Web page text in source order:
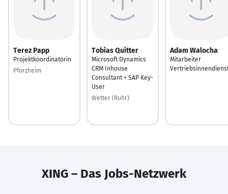
Terez Papp
Projektkoordinatorin
Pforzheim
Tobias Quitter
Microsoft Dynamics
CRM Inhouse
Consultant + SAP Key-
User
Wetter (Ruhr)
Adam Walocha
Mitarbeiter
XING – Das Jobs-Netzwerk